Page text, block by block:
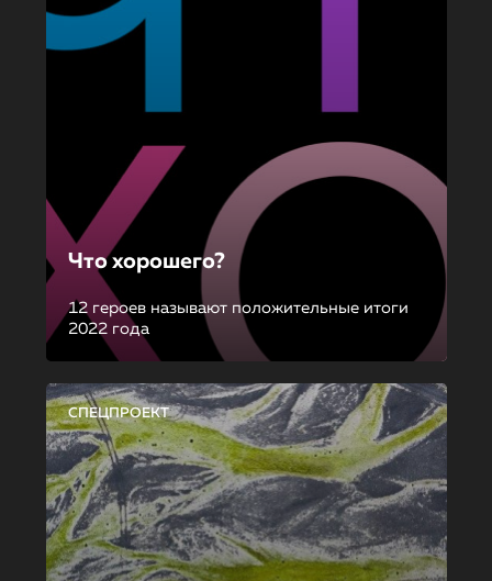
Что хорошего?
12 героев называют положительные итоги
2022 года
СПЕЦПРОЕКТ